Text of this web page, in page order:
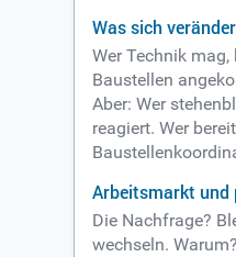
Was sich
Wer Technik
Baustellen
Aber: Wer
reagiert. Wer
Arbeitsmarkt und
Die Nachfrage?
wechseln.